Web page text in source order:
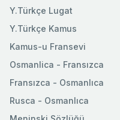
Y.Türkçe Lugat
Y.Türkçe Kamus
Kamus-u Fransevi
Osmanlica - Fransızca
Fransızca - Osmanlıca
Rusca - Osmanlıca